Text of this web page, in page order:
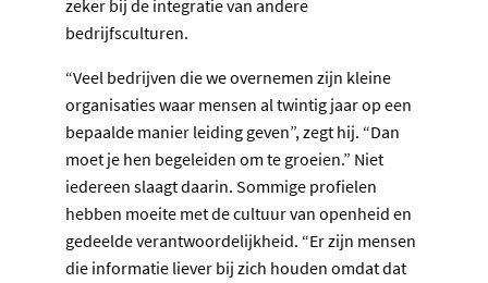
zeker bij de integratie van andere
bedrijfsculturen.
“Veel bedrijven die we overnemen zijn kleine
organisaties waar mensen al twintig jaar op een
bepaalde manier leiding geven”, zegt hij. “Dan
moet je hen begeleiden om te groeien.” Niet
iedereen slaagt daarin. Sommige profielen
hebben moeite met de cultuur van openheid en
gedeelde verantwoordelijkheid. “Er zijn mensen
die informatie liever bij zich houden omdat dat